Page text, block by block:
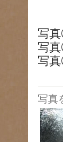
写
写
写
写真